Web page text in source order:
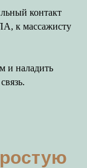
контакт
к массажисту
и наладить